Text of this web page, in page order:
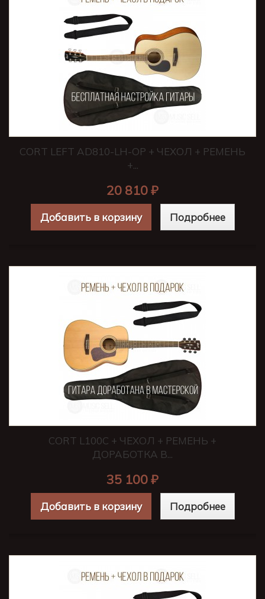
CORT LEFT AD810-LH-OP + ЧЕХОЛ + РЕМЕНЬ
+...
20 810 ₽
Добавить в корзину Подробнее
CORT L100C + ЧЕХОЛ + РЕМЕНЬ +
ДОРАБОТКА В...
35 100 ₽
Добавить в корзину Подробнее